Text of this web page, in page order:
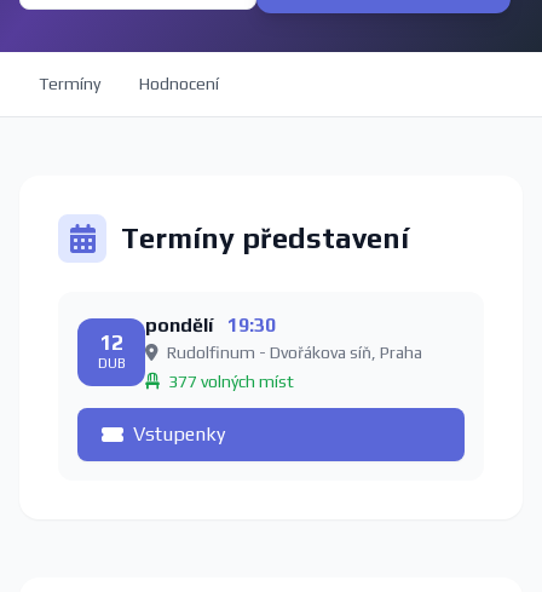
Termíny Hodnocení
Termíny představení
12
DUB
pondělí 19:30
Rudolfinum - Dvořákova síň, Praha
377 volných míst
Vstupenky